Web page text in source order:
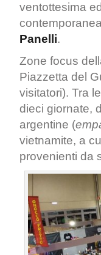
ventottesima
Panelli.
Zone focus
Piazzetta del
visitatori). Tra
dieci giornate,
argentine (
vietnamite, a
provenienti da